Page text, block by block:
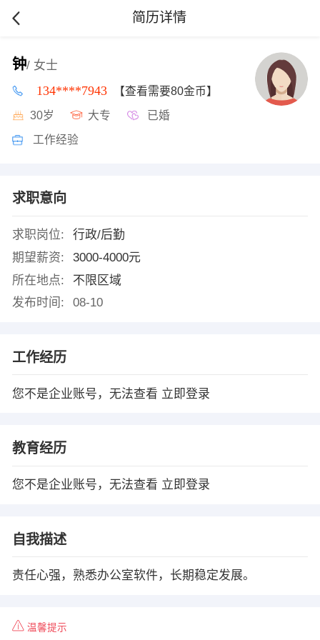
简历详情
钟/ 女士
134****7943 【查看需要80金币】
30岁 大专 已婚
工作经验
求职意向
求职岗位:
行政/后勤
期望薪资:
3000-4000元
所在地点:
不限区域
发布时间:
08-10
工作经历
您不是企业账号，无法查看 立即登录
教育经历
您不是企业账号，无法查看 立即登录
自我描述
责任心强，熟悉办公室软件，长期稳定发展。
温馨提示